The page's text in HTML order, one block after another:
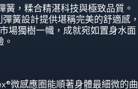
簧，糅合精湛科技與極致品質。
彈簧設計提供堪稱完美的舒適感，
場獨樹一幟，成就宛如置身水面
微感應圈能順著身體最細微的曲